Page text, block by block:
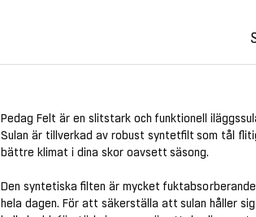
Pedag Felt är en slitstark och funktionell
Sulan är tillverkad av robust syntetfilt som tål
bättre klimat i dina skor oavsett säsong.
Den syntetiska filten är mycket
hela dagen. För att säkerställa att sulan håller